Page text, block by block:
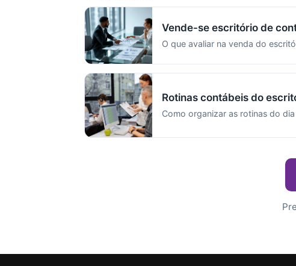
Vende-se escritório de
O que avaliar na venda do
Rotinas contábeis do
Como organizar as rotinas do dia